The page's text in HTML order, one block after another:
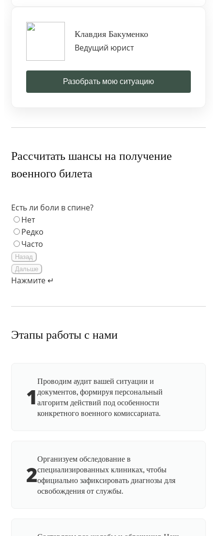
Клавдия Бакуменко
Ведущий юрист
Разобрать мою ситуацию
Рассчитать шансы на получение
военного билета
Есть ли боли в спине?
Нет
Редко
Часто
Назад
Дальше
Нажмите ↵
Этапы работы с нами
1
Проводим аудит вашей ситуации и
документов, формируя персональный
алгоритм действий под особенности
конкретного военного комиссариата.
2
Организуем обследование в
специализированных клиниках, чтобы
официально зафиксировать диагнозы для
освобождения от службы.